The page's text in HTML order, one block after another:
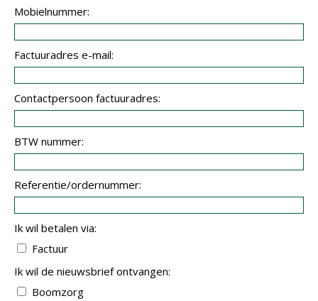
Mobielnummer:
Factuuradres e-mail:
Contactpersoon factuuradres:
BTW nummer:
Referentie/ordernummer:
Ik wil betalen via:
Factuur
Ik wil de nieuwsbrief ontvangen:
Boomzorg